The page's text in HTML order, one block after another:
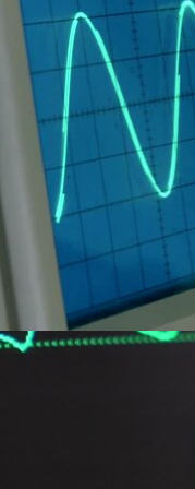
para você direcionar
Mais de 1 milhão de
criativos, empresas,